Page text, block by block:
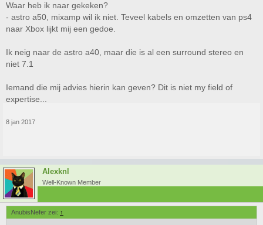
Waar heb ik naar gekeken?
- astro a50, mixamp wil ik niet. Teveel kabels en omzetten van ps4
naar Xbox lijkt mij een gedoe.
Ik neig naar de astro a40, maar die is al een surround stereo en
niet 7.1
Iemand die mij advies hierin kan geven? Dit is niet my field of
expertise...
8 jan 2017
Alexknl
Well-Known Member
AnubisNefer zei: ↑